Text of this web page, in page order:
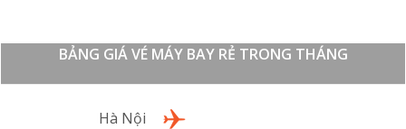
BẢNG GIÁ VÉ MÁY BAY RẺ TRONG THÁNG
Hà Nội